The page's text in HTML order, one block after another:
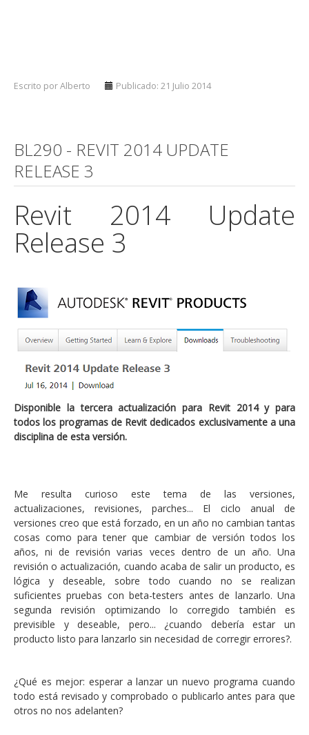
Escrito por Alberto Publicado: 21 Julio 2014
BL290 - REVIT 2014 UPDATE
RELEASE 3
Revit 2014 Update
Release 3
Disponible la tercera actualización para Revit 2014 y para
todos los programas de Revit dedicados exclusivamente a una
disciplina de esta versión.
Me resulta curioso este tema de las versiones,
actualizaciones, revisiones, parches... El ciclo anual de
versiones creo que está forzado, en un año no cambian tantas
cosas como para tener que cambiar de versión todos los
años, ni de revisión varias veces dentro de un año. Una
revisión o actualización, cuando acaba de salir un producto, es
lógica y deseable, sobre todo cuando no se realizan
suficientes pruebas con beta-testers antes de lanzarlo. Una
segunda revisión optimizando lo corregido también es
previsible y deseable, pero... ¿cuando debería estar un
producto listo para lanzarlo sin necesidad de corregir errores?.
¿Qué es mejor: esperar a lanzar un nuevo programa cuando
todo está revisado y comprobado o publicarlo antes para que
otros no nos adelanten?